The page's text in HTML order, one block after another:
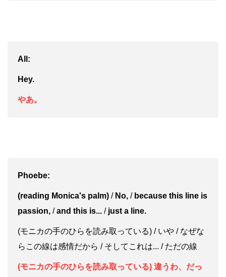
All:
Hey.
やあ。
Phoebe:
(reading Monica's palm) / No, / because this line is
passion, /and this is... / just a line.
(モニカの手のひらを読み取っている) / いや / なぜな
らこの線は感情だから / そしてこれは... / ただの線
(モニカの手のひらを読み取っている) 違うわ、だっ